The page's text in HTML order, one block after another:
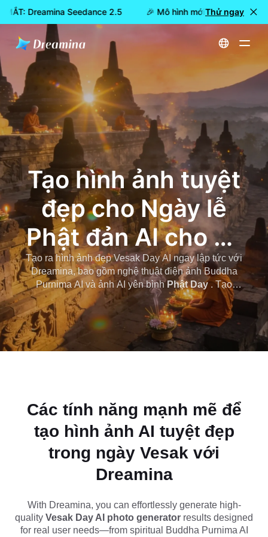
Dreamina Seedance 2.5 🎉 Mô hình mới đã RA MẮT:
Thử ngay
Trang chủ
Tạo hình ảnh tuyệt
đẹp cho Ngày lễ
Phật đản AI cho Lễ
Phật đản & Ngày
Phật trong vài giây
với Dreamina
Tạo ra hình ảnh đẹp Vesak Day AI ngay lập tức với
Dreamina, bao gồm nghệ thuật điện ảnh Buddha
Purnima AI và ảnh AI yên bình Phật Day. Tạo
những ngôi đền phát sáng, cảnh hoa sen và hình
ảnh lễ hội tâm linh hoàn hảo để chào hỏi, sử dụng
mạng xã hội và thiết kế.
Các tính năng mạnh mẽ để
tạo hình ảnh AI tuyệt đẹp
trong ngày Vesak với
Dreamina
With Dreamina, you can effortlessly generate high-
quality Vesak Day AI photo generator results designed
for real user needs—from spiritual Buddha Purnima AI